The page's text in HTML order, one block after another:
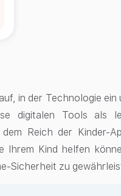
in der Technologie
digitalen Tools als
Reich der Kinder-
Ihrem Kind helfen
Sicherheit zu